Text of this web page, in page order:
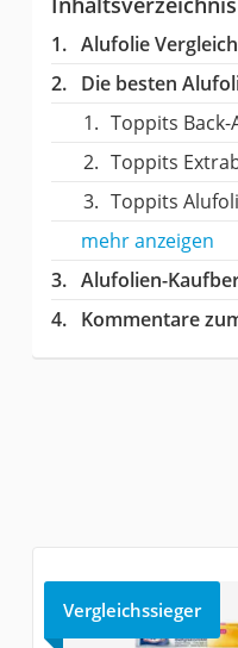
Alufolie
Die besten
Toppits Back-
Toppits
Toppits
mehr anzeigen
Alufolien-
Kommentare
Vergleichssieger